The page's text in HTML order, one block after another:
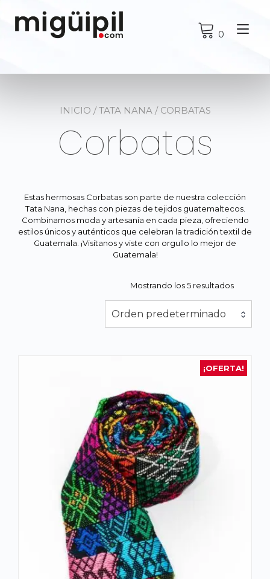
0
INICIO /TATA NANA/ CORBATAS
Corbatas
Estas hermosas Corbatas son parte de nuestra colección
Tata Nana, hechas con piezas de tejidos guatemaltecos.
Combinamos moda y artesanía en cada pieza, ofreciendo
estilos únicos y auténticos que celebran la tradición textil de
Guatemala. ¡Visítanos y viste con orgullo lo mejor de
Guatemala!
Mostrando los 5 resultados
Orden predeterminado
¡OFERTA!